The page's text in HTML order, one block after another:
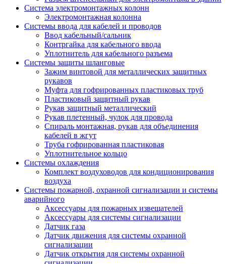
Система электромонтажных колонн
Электромонтажная колонна
Системы ввода для кабелей и проводов
Ввод кабельный/сальник
Контргайка для кабельного ввода
Уплотнитель для кабельного разъема
Системы защиты шланговые
Зажим винтовой для металлических защитных
рукавов
Муфта для гофрированных пластиковых труб
Пластиковый защитный рукав
Рукав защитный металлический
Рукав плетенный, чулок для провода
Спираль монтажная, рукав для объединения
кабелей в жгут
Труба гофрированная пластиковая
Уплотнительное кольцо
Системы охлаждения
Комплект воздуховодов для кондиционирования
воздуха
Системы пожарной, охранной сигнализации и системы
аварийного
Аксессуары для пожарных извещателей
Аксессуары для системы сигнализации
Датчик газа
Датчик движения для системы охранной
сигнализации
Датчик открытия для системы охранной